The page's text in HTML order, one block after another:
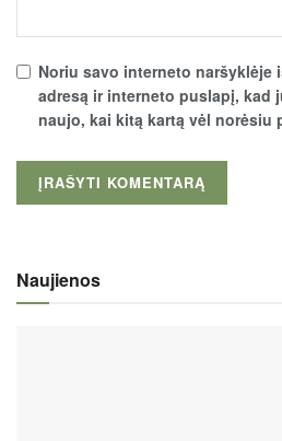
Noriu savo interneto naršyklėje
adresą ir interneto puslapį, kad
naujo, kai kitą kartą vėl norėsiu
Naujienos